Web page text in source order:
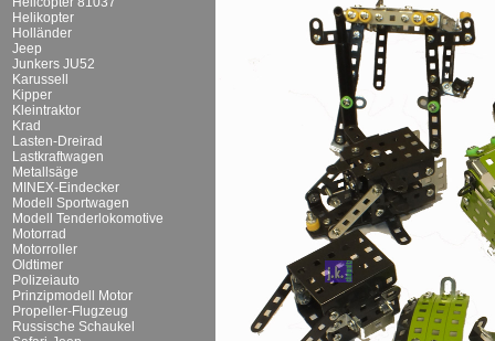
Helikopter
Holländer
Jeep
Junkers JU52
Karussell
Kipper
Kleintraktor
Krad
Lasten-Dreirad
Lastkraftwagen
Metallsäge
MINEX-Eindecker
Modell Sportwagen
Modell Tenderlokomotive
Motorrad
Motorroller
Oldtimer
Polizeiauto
Prinzipmodell Motor
Propeller-Flugzeug
Russische Schaukel